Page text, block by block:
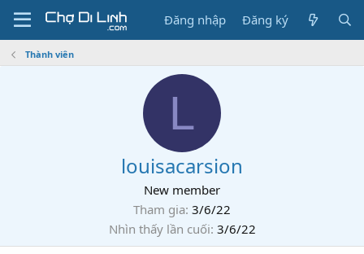
Đăng nhập Đăng ký
Thành viên
L
louisacarsion
New member
Tham gia 3/6/22
Nhìn thấy lần cuối 3/6/22